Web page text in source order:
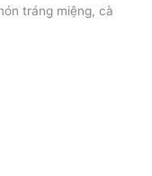
tráng miệng, cà